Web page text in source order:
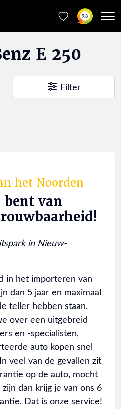
9.8
E 250
Filter
het Noorden
bent van
in Nieuw-
in het importeren van
dan 5 jaar en maximaal
teller hebben staan.
over een uitgebreid
en -specialisten,
auto kopen snel
veel van de gevallen zit
op de auto, mocht
dan krijg je van ons 6
Dat is onze service!